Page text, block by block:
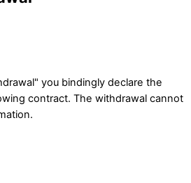
you bindingly declare the
contract. The withdrawal cannot